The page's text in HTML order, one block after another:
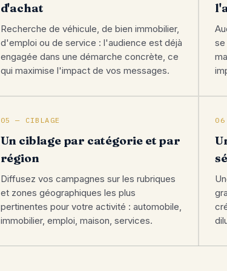
d'achat
Recherche de véhicule, de bien immobilier,
d'emploi ou de service : l'audience est déjà
engagée dans une démarche concrète, ce
qui maximise l'impact de vos messages.
se
05 — CIBLAGE
Un ciblage par catégorie et par
région
Diffusez vos campagnes sur les rubriques
et zones géographiques les plus
pertinentes pour votre activité : automobile,
immobilier, emploi, maison, services.
06